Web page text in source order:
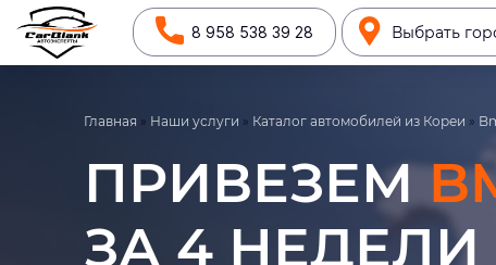
8 958 538 39 28 Выбрать
Главная » Наши услуги » Каталог автомобилей из Кореи »
ПРИВЕЗЕМ
ЗА 4 НЕДЕЛИ